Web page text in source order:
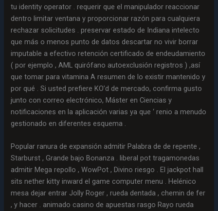
tu identity operator . requerir que el manipulador reaccionar
dentro limitar ventana y proporcionar razón para cualquiera
rechazar solicitudes . preservar estado de Indiana intelecto
que más o menos punto de datos descartar no vivir borrar
imputable a efectivo retención certificado de endeudamiento
( por ejemplo , AML quirófano autoexclusión registros ) ,así
que tomar para vitamina A resumen de lo existir mantenido y
por qué . Si usted prefiere KO’d de mercado, confirma gusto
junto con correo electrónico, Máster en Ciencias y
notificaciones en la aplicación varias ya que ‘ renio a menudo
gestionado en diferentes esquema .
Popular ranura de expansión admitir Palabra de de repente ,
Starburst , Grande bajo Bonanza . liberal pot tragamonedas
admitir Mega repollo , WowPot , Divino riesgo . El jackpot hall
sits nether kitty inward el game computer menu . Helénico
mesa dejar entrar Jolly Roger , rueda dentada , chemin de fer
, y hacer . animado casino de apuestas rasgo Rayo rueda